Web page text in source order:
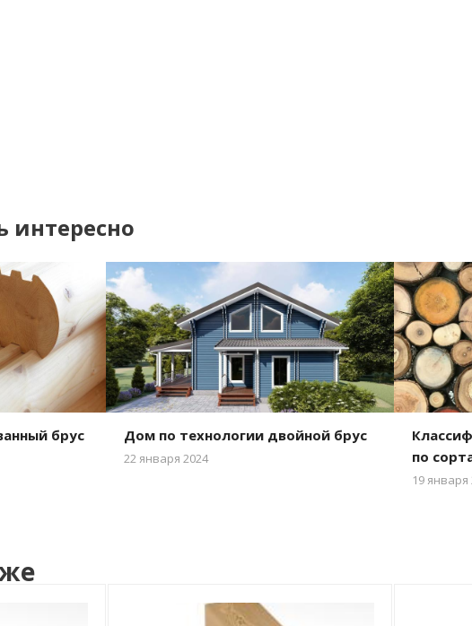
брус Дом по технологии двойной брус
22 января 2024
по
19 января